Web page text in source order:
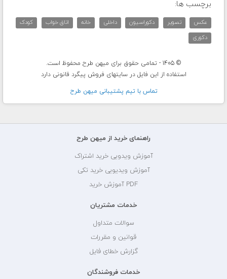
برچسب ها:
عکس تصویر دکوراسیون داخلی خانه اتاق خواب
کودک
دکوری
© 1405 - تمامی حقوق برای میهن طرح محفوظ است.
استفاده از این فایل در سایتهای فروش پیگرد قانونی دارد
تماس با تيم پشتيبانی ميهن طرح
راهنمای خرید از میهن طرح
آموزش ویدویی خرید اشتراک
آموزش ویدیویی خرید تکی
PDF آموزش خرید
خدمات مشتریان
سوالات متداول
قوانین و مقررات
گزارش خطای فایل
خدمات فروشندگان